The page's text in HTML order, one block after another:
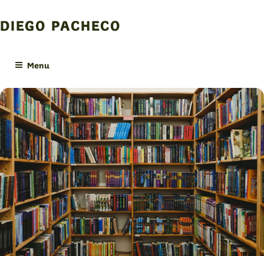
to
content
DIEGO PACHECO
Menu